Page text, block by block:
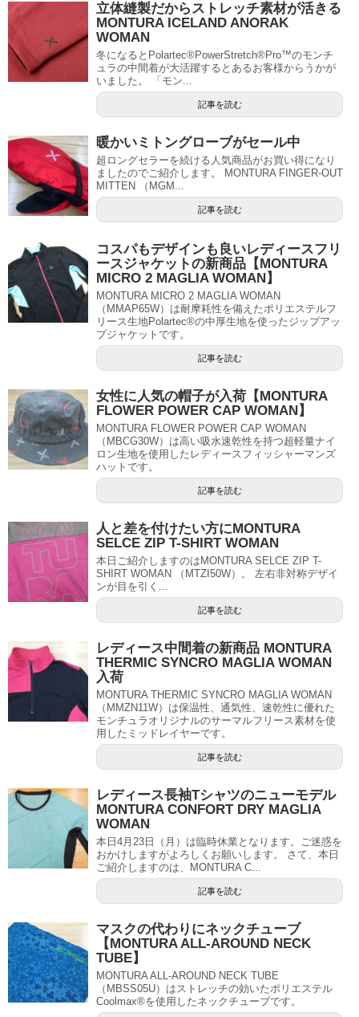
立体縫製だからストレッチ素材が活きる
MONTURA ICELAND ANORAK
WOMAN
冬になるとPolartec®PowerStretch®Pro™のモンチ
ュラの中間着が大活躍するとあるお客様からうかが
いました。 「モン...
記事を読む
暖かいミトングローブがセール中
超ロングセラーを続ける人気商品がお買い得になり
ましたのでご紹介します。 MONTURA FINGER-OUT
MITTEN （MGM...
記事を読む
コスパもデザインも良いレディースフリ
ースジャケットの新商品【MONTURA
MICRO 2 MAGLIA WOMAN】
MONTURA MICRO 2 MAGLIA WOMAN
（MMAP65W）は耐摩耗性を備えたポリエステルフ
リース生地Polartec®の中厚生地を使ったジップアッ
プジャケットです。
記事を読む
女性に人気の帽子が入荷【MONTURA
FLOWER POWER CAP WOMAN】
MONTURA FLOWER POWER CAP WOMAN
（MBCG30W）は高い吸水速乾性を持つ超軽量ナイ
ロン生地を使用したレディースフィッシャーマンズ
ハットです。
記事を読む
人と差を付けたい方にMONTURA
SELCE ZIP T-SHIRT WOMAN
本日ご紹介しますのはMONTURA SELCE ZIP T-
SHIRT WOMAN （MTZI50W）。 左右非対称デザイ
ンが目を引く...
記事を読む
レディース中間着の新商品 MONTURA
THERMIC SYNCRO MAGLIA WOMAN
入荷
MONTURA THERMIC SYNCRO MAGLIA WOMAN
（MMZN11W）は保温性、通気性、速乾性に優れた
モンチュラオリジナルのサーマルフリース素材を使
用したミッドレイヤーです。
記事を読む
レディース長袖Tシャツのニューモデル
MONTURA CONFORT DRY MAGLIA
WOMAN
本日4月23日（月）は臨時休業となります。ご迷惑を
おかけしますがよろしくお願いします。 さて、本日
ご紹介しますのは、MONTURA C...
記事を読む
マスクの代わりにネックチューブ
【MONTURA ALL-AROUND NECK
TUBE】
MONTURA ALL-AROUND NECK TUBE
（MBSS05U）はストレッチの効いたポリエステル
Coolmax®を使用したネックチューブです。